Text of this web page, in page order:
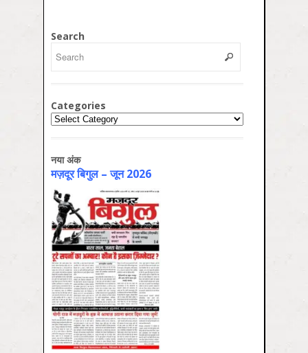
Search
Categories
Categories
नया अंक
मज़दूर बिगुल – जून 2026